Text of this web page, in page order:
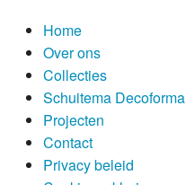
modern
Schuitema Decoforma
lifestyle
klassiek
Home
Over ons
Collecties
Schuitema Decoforma
Projecten
Contact
Privacy beleid